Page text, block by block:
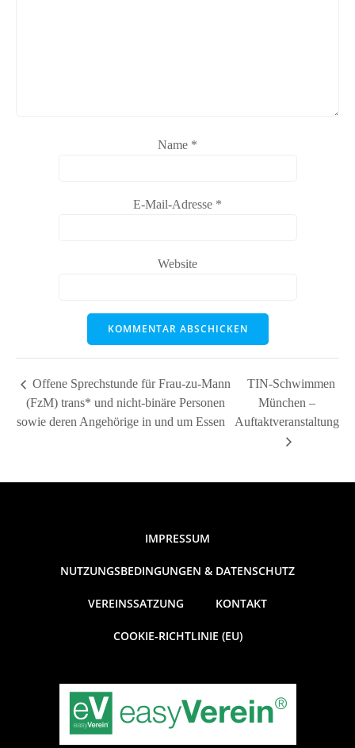
Name *
E-Mail-Adresse *
Website
Offene Sprechstunde für Frau-zu-Mann
(FzM) trans* und nicht-binäre Personen
sowie deren Angehörige in und um Essen
TIN-Schwimmen
München –
Auftaktveranstaltung
IMPRESSUM
NUTZUNGSBEDINGUNGEN & DATENSCHUTZ
VEREINSSATZUNG KONTAKT
COOKIE-RICHTLINIE (EU)